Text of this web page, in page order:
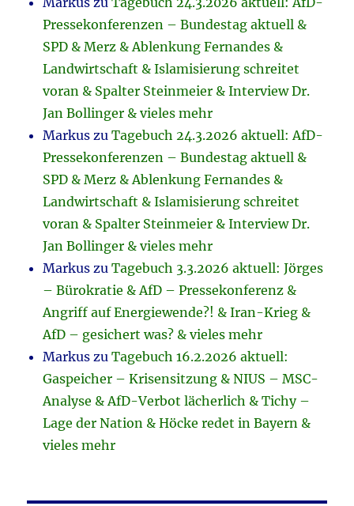
Pressekonferenzen – Bundestag aktuell &
SPD & Merz & Ablenkung Fernandes &
Landwirtschaft & Islamisierung schreitet
voran & Spalter Steinmeier & Interview Dr.
Jan Bollinger & vieles mehr
Markus zuTagebuch 24.3.2026 aktuell: AfD-
Pressekonferenzen – Bundestag aktuell &
SPD & Merz & Ablenkung Fernandes &
Landwirtschaft & Islamisierung schreitet
voran & Spalter Steinmeier & Interview Dr.
Jan Bollinger & vieles mehr
Markus zuTagebuch 3.3.2026 aktuell: Jörges
– Bürokratie & AfD – Pressekonferenz &
Angriff auf Energiewende?! & Iran-Krieg &
AfD – gesichert was? & vieles mehr
Markus zuTagebuch 16.2.2026 aktuell:
Gaspeicher – Krisensitzung & NIUS – MSC-
Analyse & AfD-Verbot lächerlich & Tichy –
Lage der Nation & Höcke redet in Bayern &
vieles mehr